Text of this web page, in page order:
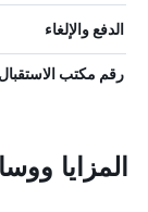
الدفع والإلغاء
رقم مكتب الاستقبال
المزايا